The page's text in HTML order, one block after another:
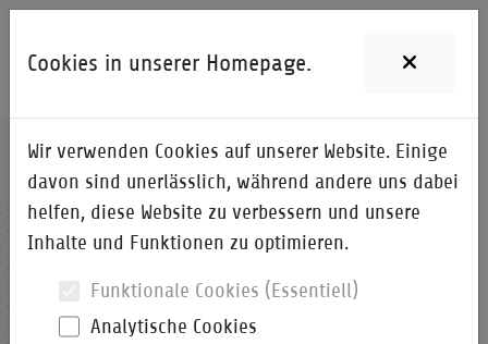
Home i-Qpedia Detail zum Begriff
RPS
Cookies in unserer Homepage.
Wir verwenden Cookies auf unserer Website. Einige
davon sind unerlässlich, während andere uns dabei
helfen, diese Website zu verbessern und unsere
Inhalte und Funktionen zu optimieren.
Funktionale Cookies (Essentiell)
Analytische Cookies